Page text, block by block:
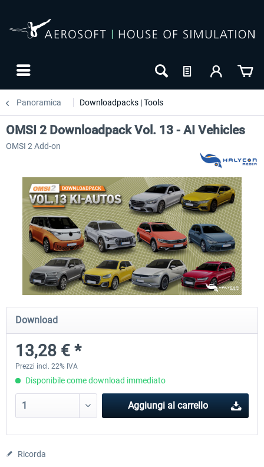
Panoramica Downloadpacks | Tools
OMSI 2 Tools - Power Toolkit
15,33 € *
OMSI 2 Downloadpack Vol.
OMSI 2 Downloadpack Vol. 13 - AI Vehicles
OMSI 2 Add-on
Download
13,28 € *
Prezzi incl. 22% IVA
Disponibile come download immediato
Aggiungi al carrello
Ricorda